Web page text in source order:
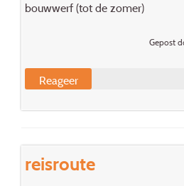
bouwwerf (tot de zomer)
Gepost
Reageer
reisroute